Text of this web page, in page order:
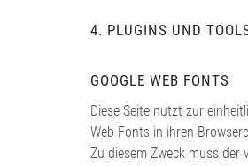
4. PLUGINS UND
GOOGLE WEB FONTS
Diese Seite nutzt zur
Web Fonts in ihren
Zu diesem Zweck muss der